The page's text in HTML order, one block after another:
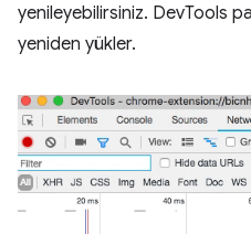
yenileyebilirsiniz. DevTools
yeniden yükler.